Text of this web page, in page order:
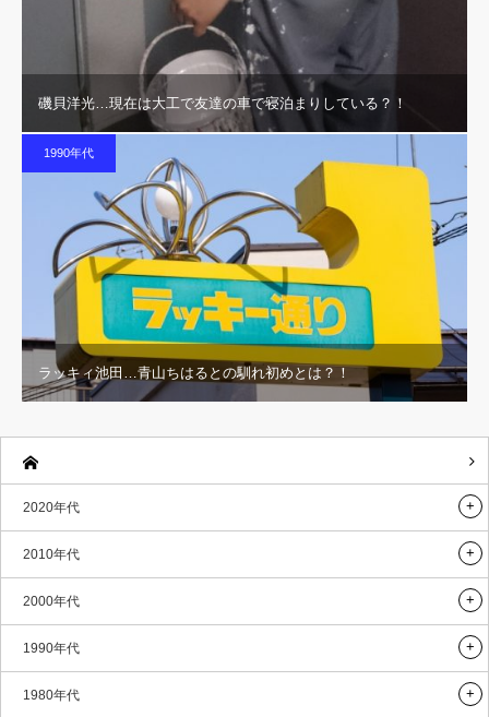
磯貝洋光…現在は大工で友達の車で寝泊まりしている？！
1990年代
ラッキィ池田…青山ちはるとの馴れ初めとは？！
2020年代
2010年代
2000年代
1990年代
1980年代